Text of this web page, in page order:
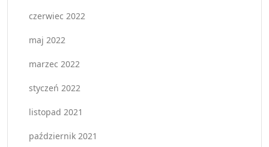
czerwiec 2022
maj 2022
marzec 2022
styczeń 2022
listopad 2021
październik 2021